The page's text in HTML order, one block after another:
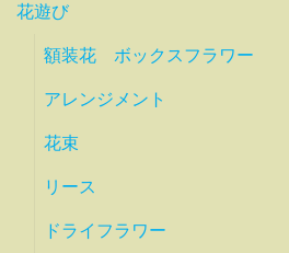
花遊び
額装花 ボックスフラワー
アレンジメント
花束
リース
ドライフラワー